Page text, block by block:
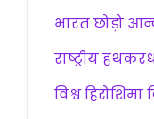
भारत छोड़ो
राष्ट्रीय
विश्व हिरोशिमा